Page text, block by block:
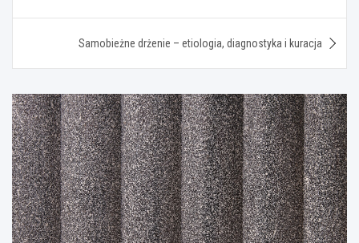
Samobieżne drżenie – etiologia, diagnostyka i kuracja